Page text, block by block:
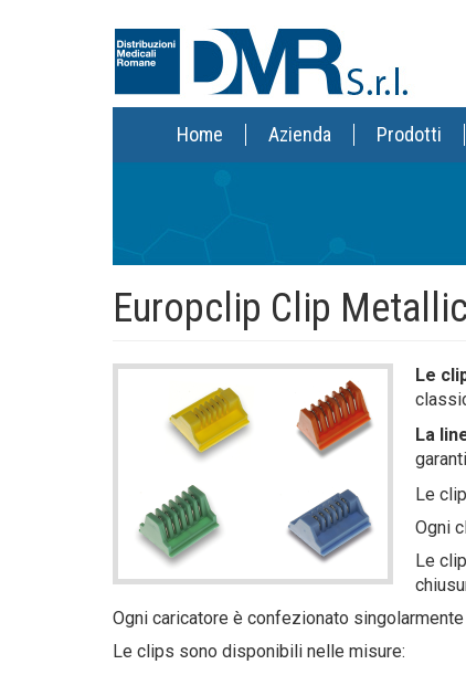
Navigazione
principale
Home Azienda Prodotti
Europclip Clip
Le
La
Le
Ogni
Le
Ogni caricatore è confezionato
Le clips sono disponibili nelle misure: